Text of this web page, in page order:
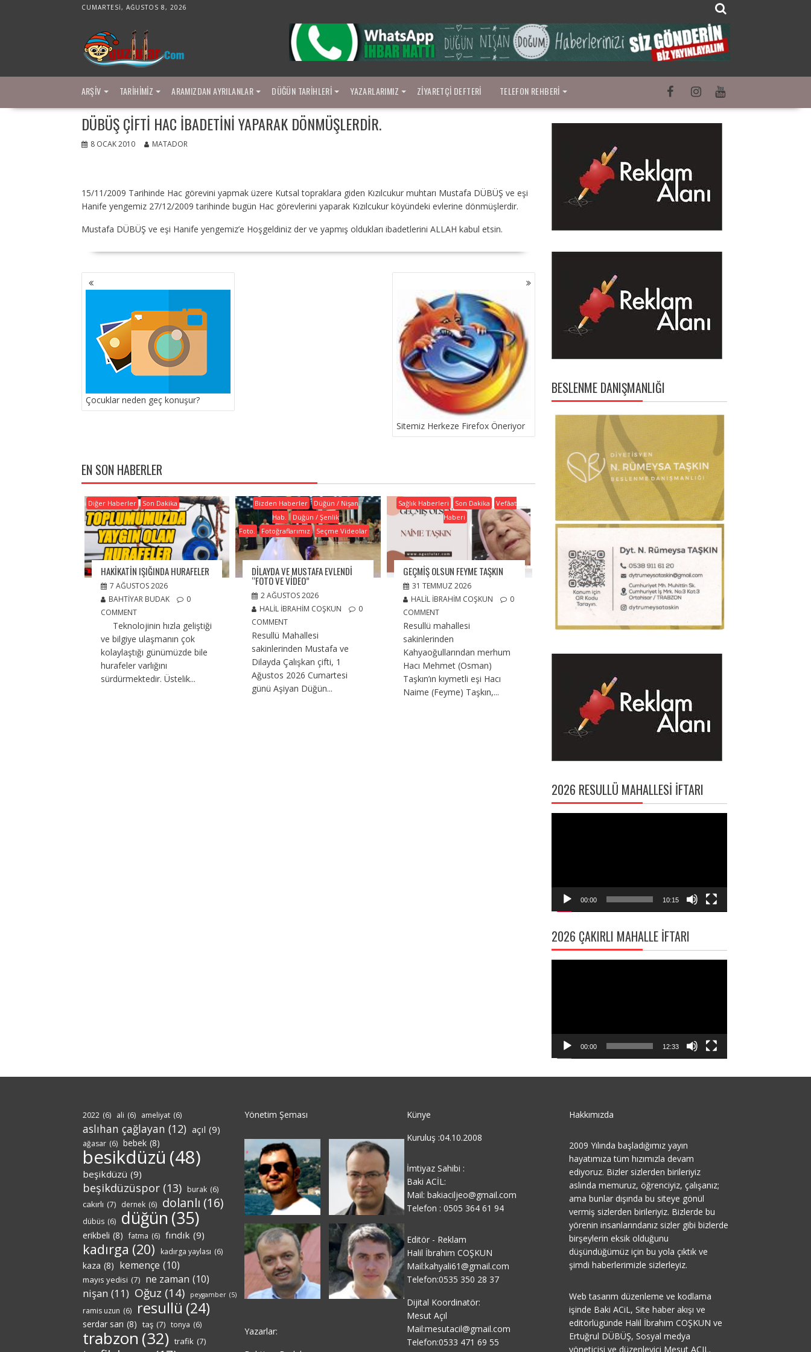
CUMARTESI, AĞUSTOS 8, 2026
ARŞIV TARIHIMIZ ARAMIZDAN AYRILANLAR DÜĞÜN TARIHLERI YAZARLARIMIZ ZIYARETÇI DEFTERI TELEFON REHBERI
DÜBÜŞ ÇIFTI HAC İBADETINI YAPARAK DÖNMÜŞLERDIR.
8 OCAK 2010 MATADOR
15/11/2009 Tarihinde Hac görevini yapmak üzere Kutsal topraklara giden Kızılcukur muhtarı Mustafa DÜBÜŞ ve eşi
Hanife yengemiz 27/12/2009 tarihinde bugün Hac görevlerini yaparak Kızılcukur köyündeki evlerine dönmüşlerdir.
Mustafa DÜBÜŞ ve eşi Hanife yengemiz’e Hoşgeldiniz der ve yapmış oldukları ibadetlerini ALLAH kabul etsin.
YAZI
GEZINMESI
Çocuklar neden geç konuşur?
Sitemiz Herkeze Firefox Öneriyor
EN SON HABERLER
Diğer Haberler Son Dakika
HAKİKATİN IŞIĞINDA HURAFELER
7 AĞUSTOS 2026
BAHTIYAR BUDAK
0
COMMENT
Teknolojinin hızla geliştiği
ve bilgiye ulaşmanın çok
kolaylaştığı günümüzde bile
hurafeler varlığını
sürdürmektedir. Üstelik...
Bizden Haberler
Düğün / Nişan
Hab.
Düğün / Şenlik
Foto.
Fotoğraflarımız Seçme Videolar
DILAYDA VE MUSTAFA EVLENDI
“FOTO VE VIDEO”
2 AĞUSTOS 2026
HALIL İBRAHIM COŞKUN
0
COMMENT
Resullü Mahallesi
sakinlerinden Mustafa ve
Dilayda Çalışkan çifti, 1
Ağustos 2026 Cumartesi
günü Aşiyan Düğün...
Sağlık Haberleri Son Dakika
Vefâat
Haberi
GEÇMIŞ OLSUN FEYME TAŞKIN
31 TEMMUZ 2026
HALIL İBRAHIM COŞKUN
0
COMMENT
Resullü mahallesi
sakinlerinden
Kahyaoğullarından merhum
Hacı Mehmet (Osman)
Taşkın’ın kıymetli eşi Hacı
Naime (Feyme) Taşkın,...
BESLENME DANIŞMANLIĞI
2026 RESULLÜ MAHALLESI İFTARI
00:00 10:15
2026 ÇAKIRLI MAHALLE İFTARI
00:00 12:33
2022 (6) ali (6) ameliyat (6)
aslıhan çağlayan (12) açıl (9)
ağasar (6) bebek (8)
besikdüzü (48)
beşikdüzü (9)
beşikdüzüspor (13) burak (6)
cakırlı (7) dernek (6) dolanlı (16)
dübüs (6) düğün (35)
erikbeli (8) fatma (6) fındık (9)
kadırga (20) kadırga yaylası (6)
kaza (8) kemençe (10)
mayıs yedisi (7) ne zaman (10)
nişan (11) Oğuz (14) peygamber (5)
ramis uzun (6) resullü (24)
serdar sarı (8) taş (7) tonya (6)
trabzon (32) trafik (7)
Yönetim Şeması
Yazarlar:
Künye
Kuruluş :04.10.2008
İmtiyaz Sahibi :
Baki ACİL:
Mail: bakiaciljeo@gmail.com
Telefon : 0505 364 61 94
Editör - Reklam
Halil İbrahim COŞKUN
Mail:kahyali61@gmail.com
Telefon:0535 350 28 37
Dijital Koordinatör:
Mesut Açıl
Mail:mesutacil@gmail.com
Telefon:0533 471 69 55
Hakkımızda
2009 Yılında başladığımız yayın
hayatımıza tüm hızımızla devam
ediyoruz. Bizler sizlerden birileriyiz
aslında memuruz, öğrenciyiz, çalışanız;
ama bunlar dışında bu siteye gönül
vermiş sizlerden birileriyiz. Bizlerde bu
yörenin insanlarındanız sizler gibi bizlerde
birşeylerin eksik olduğunu
düşündüğümüz için bu yola çıktık ve
şimdi haberlerimizle sizlerleyiz.
Web tasarım düzenleme ve kodlama
işinde Baki ACiL, Site haber akışı ve
editörlügünde Halil İbrahim COŞKUN ve
Ertuğrul DÜBÜŞ, Sosyal medya
yöneticisi ve düzenleyici Mesut AÇIL.